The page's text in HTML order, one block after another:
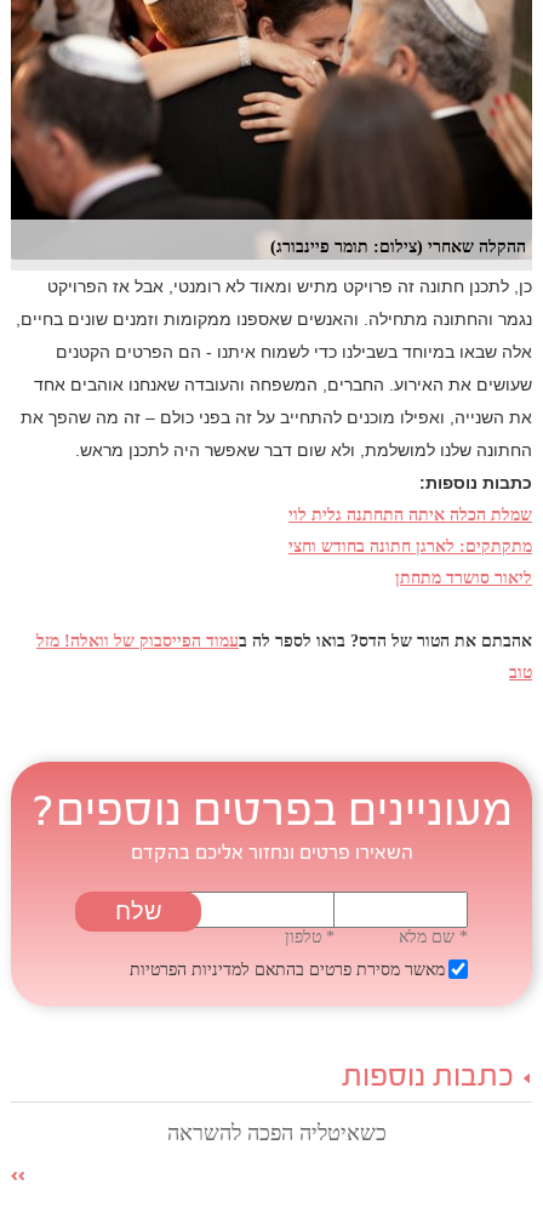
ההקלה שאחרי (צילום: תומר פיינבורג)
כן, לתכנן חתונה זה פרויקט מתיש ומאוד לא רומנטי, אבל אז הפרויקט
נגמר והחתונה מתחילה. והאנשים שאספנו ממקומות וזמנים שונים בחיים,
אלה שבאו במיוחד בשבילנו כדי לשמוח איתנו - הם הפרטים הקטנים
שעושים את האירוע. החברים, המשפחה והעובדה שאנחנו אוהבים אחד
את השנייה, ואפילו מוכנים להתחייב על זה בפני כולם – זה מה שהפך את
החתונה שלנו למושלמת, ולא שום דבר שאפשר היה לתכנן מראש.
כתבות נוספות:
שמלת הכלה איתה התחתנה גלית לוי
מתקתקים: לארגן חתונה בחודש וחצי
ליאור סושרד מתחתן
אהבתם את הטור של הדס? בואו לספר לה בעמוד הפייסבוק של וואלה! מזל
טוב
מעוניינים בפרטים נוספים?
השאירו פרטים ונחזור אליכם בהקדם
* שם מלא
* טלפון
מאשר מסירת פרטים בהתאם למדיניות הפרטיות
כתבות נוספות
כשאיטליה הפכה להשראה